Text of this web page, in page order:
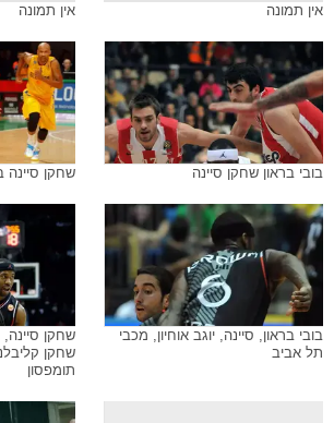
אין תמונה אין תמונה
בובי בראון שחקן סיינה שחקן סיינה
בובי בראון, סיינה, יוגב אוחיון, מכבי
תל אביב
שחקן סיינה,
שחקן
תומפסון